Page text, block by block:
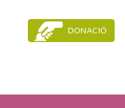
DONACIÓ